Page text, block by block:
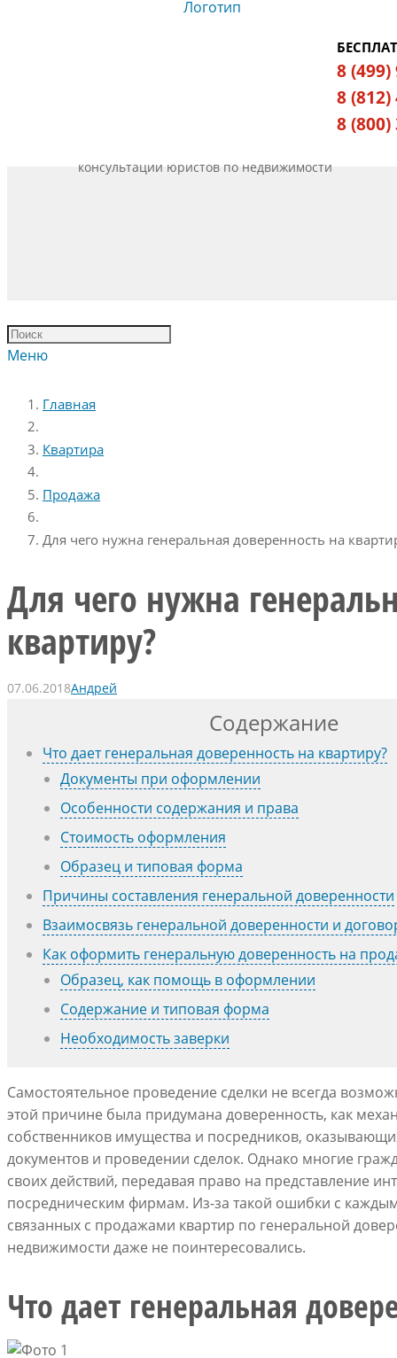
консультации юристов по недвижимости
8 (499)
8 (812)
8 (800)
Меню
Главная
Квартира
Продажа
Для чего нужна генеральная доверенность на
Для чего нужна
квартиру?
07.06.2018Андрей
Содержание
Что дает генеральная доверенность на квартиру?
Документы при оформлении
Особенности содержания и права
Стоимость оформления
Образец и типовая форма
Причины составления генеральной доверенности
Взаимосвязь генеральной доверенности и
Как оформить генеральную доверенность на
Образец, как помощь в оформлении
Содержание и типовая форма
Необходимость заверки
Самостоятельное проведение сделки не всегда
этой причине была придумана доверенность, как
собственников имущества и посредников,
документов и проведении сделок. Однако многие
своих действий, передавая право на представление
посредническим фирмам. Из-за такой ошибки с
связанных с продажами квартир по генеральной
недвижимости даже не поинтересовались.
Что дает генеральная